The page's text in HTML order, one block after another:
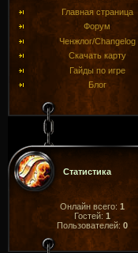
Главная страница
Форум
Ченжлог/Changelog
Скачать карту
Гайды по игре
Блог
Статистика
Онлайн всего: 1
Гостей: 1
Пользователей: 0